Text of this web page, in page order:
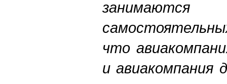
что
и авиакомпания